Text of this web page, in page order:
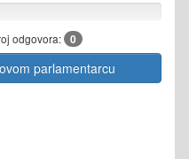
odgovora: 0
parlamentarcu